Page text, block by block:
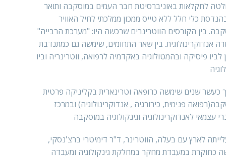
לחקלאות באוניברסיטת חבר העמים במוסקבה ותואר
כלי חלל ללא טייס ממכון ממלכתי לחיל האוויר
בין הקורסים הווטרינרים שרכשה היו: "מערכת הרבייה"
אנדוקרינולוגית. בין שאר התחומים, שימשה גם כמתנדבת
לביו פיסיקה ובהמטולוגיה באקדמיה לרפואה, ווטרינריה וביו
כעשר שנים שימשה כרופאה וטרינארית בקליניקה פרטית
פנימית, כירורגיה , אנדוקרינולוגיה) ובמרכז
עצמאי לאנדוקרינולוגיה וגינקולוגיה במוסקבה
לארץ עם בעלה, הווטרינר, ד"ר דימיטרי ברצ'נסקי,
כחוקרת במעבדת מחקר במחלקת גינקולוגיה ומעבדה